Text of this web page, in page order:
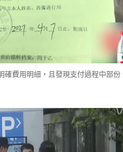
確費用明細，且發現支付過程中部份